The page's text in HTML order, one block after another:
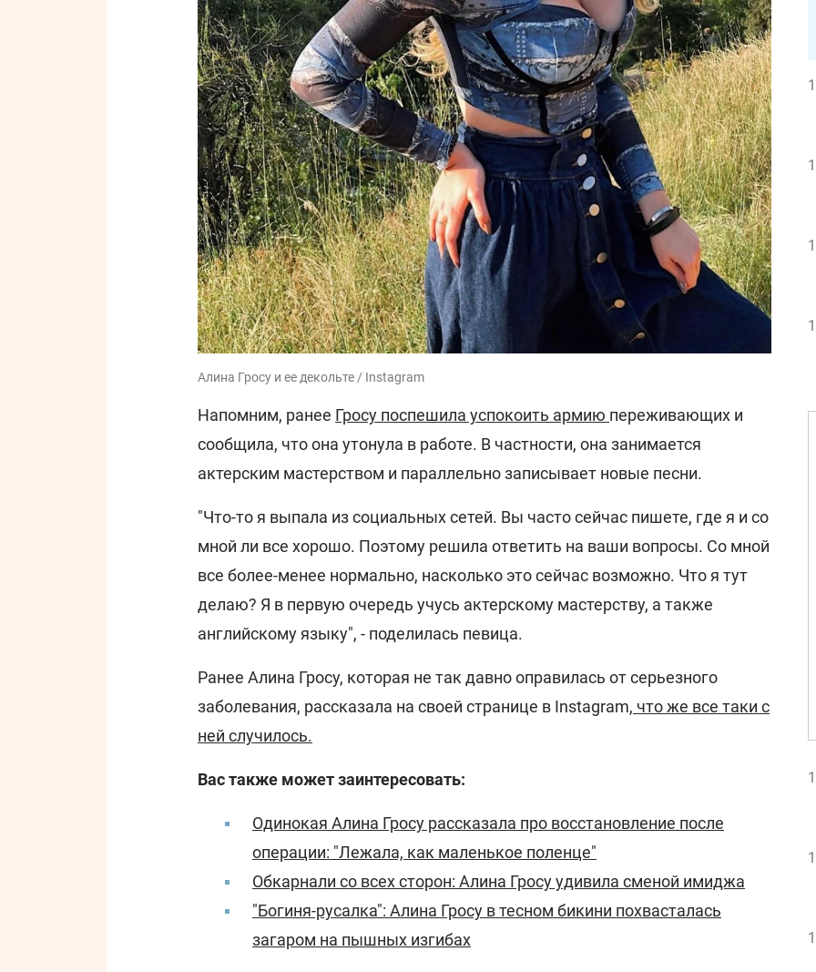
Алина Гросу и ее декольте / Instagram
Напомним, ранее Гросу поспешила успокоить армию переживающих и
сообщила, что она утонула в работе. В частности, она занимается
актерским мастерством и параллельно записывает новые песни.
"Что-то я выпала из социальных сетей. Вы часто сейчас пишете, где я и со
мной ли все хорошо. Поэтому решила ответить на ваши вопросы. Со мной
все более-менее нормально, насколько это сейчас возможно. Что я тут
делаю? Я в первую очередь учусь актерскому мастерству, а также
английскому языку", - поделилась певица.
Ранее Алина Гросу, которая не так давно оправилась от серьезного
заболевания, рассказала на своей странице в Instagram, что же все таки с
ней случилось.
Вас также может заинтересовать:
Одинокая Алина Гросу рассказала про восстановление после
операции: "Лежала, как маленькое поленце"
Обкарнали со всех сторон: Алина Гросу удивила сменой имиджа
"Богиня-русалка": Алина Гросу в тесном бикини похвасталась
загаром на пышных изгибах